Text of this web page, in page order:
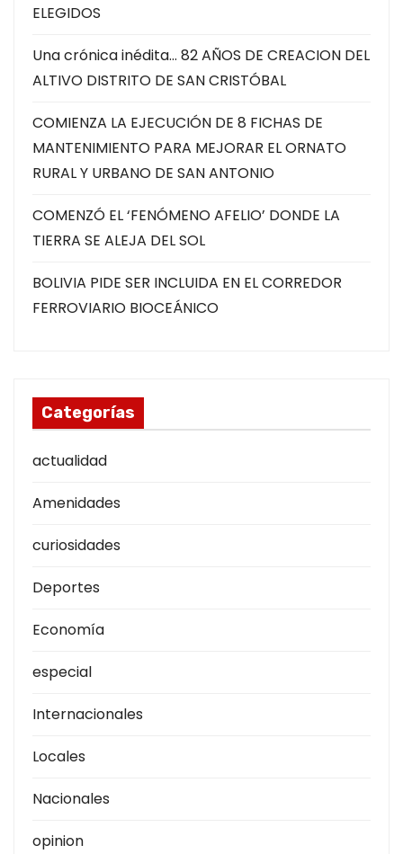
ELEGIDOS
Una crónica inédita… 82 AÑOS DE CREACION DEL
ALTIVO DISTRITO DE SAN CRISTÓBAL
COMIENZA LA EJECUCIÓN DE 8 FICHAS DE
MANTENIMIENTO PARA MEJORAR EL ORNATO
RURAL Y URBANO DE SAN ANTONIO
COMENZÓ EL ‘FENÓMENO AFELIO’ DONDE LA
TIERRA SE ALEJA DEL SOL
BOLIVIA PIDE SER INCLUIDA EN EL CORREDOR
FERROVIARIO BIOCEÁNICO
Categorías
actualidad
Amenidades
curiosidades
Deportes
Economía
especial
Internacionales
Locales
Nacionales
opinion